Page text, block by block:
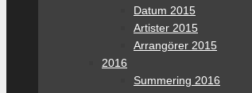
Datum 2015
Artister 2015
Arrangörer 2015
2016
Summering 2016